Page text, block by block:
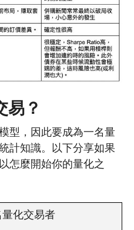
易？
型，因此要成為一名量
計知識。以下分享如果
怎麼開始你的量化之
化交易者